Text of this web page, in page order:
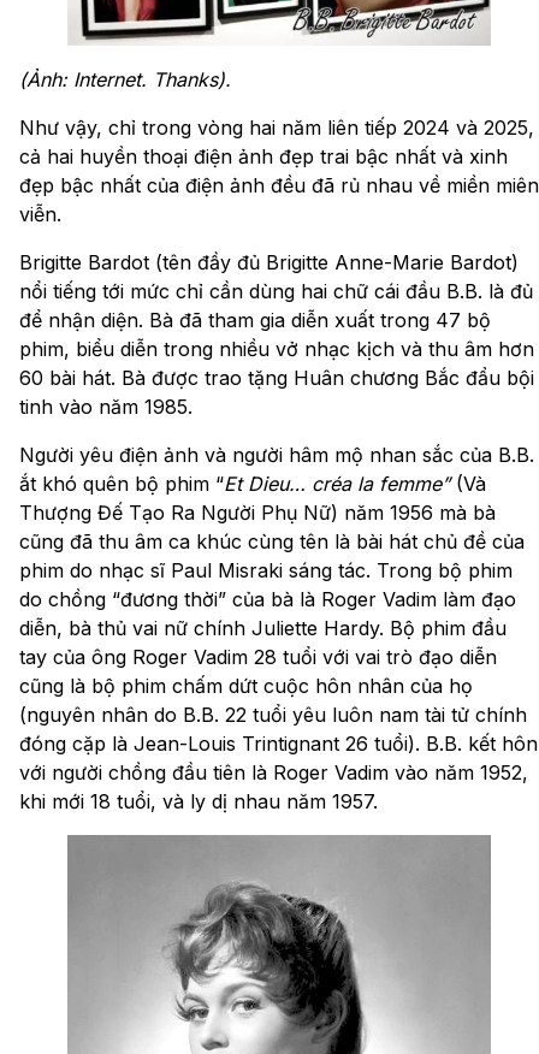
(Ảnh: Internet. Thanks).
Như vậy, chỉ trong vòng hai năm liên tiếp 2024 và 2025,
cả hai huyền thoại điện ảnh đẹp trai bậc nhất và xinh
đẹp bậc nhất của điện ảnh đều đã rủ nhau về miền miên
viễn.
Brigitte Bardot (tên đầy đủ Brigitte Anne-Marie Bardot)
nổi tiếng tới mức chỉ cần dùng hai chữ cái đầu B.B. là đủ
để nhận diện. Bà đã tham gia diễn xuất trong 47 bộ
phim, biểu diễn trong nhiều vở nhạc kịch và thu âm hơn
60 bài hát. Bà được trao tặng Huân chương Bắc đẩu bội
tinh vào năm 1985.
Người yêu điện ảnh và người hâm mộ nhan sắc của B.B.
ắt khó quên bộ phim “Et Dieu… créa la femme”(Và
Thượng Đế Tạo Ra Người Phụ Nữ) năm 1956 mà bà
cũng đã thu âm ca khúc cùng tên là bài hát chủ đề của
phim do nhạc sĩ Paul Misraki sáng tác. Trong bộ phim
do chồng “đương thời” của bà là Roger Vadim làm đạo
diễn, bà thủ vai nữ chính Juliette Hardy. Bộ phim đầu
tay của ông Roger Vadim 28 tuổi với vai trò đạo diễn
cũng là bộ phim chấm dứt cuộc hôn nhân của họ
(nguyên nhân do B.B. 22 tuổi yêu luôn nam tài tử chính
đóng cặp là Jean-Louis Trintignant 26 tuổi). B.B. kết hôn
với người chồng đầu tiên là Roger Vadim vào năm 1952,
khi mới 18 tuổi, và ly dị nhau năm 1957.